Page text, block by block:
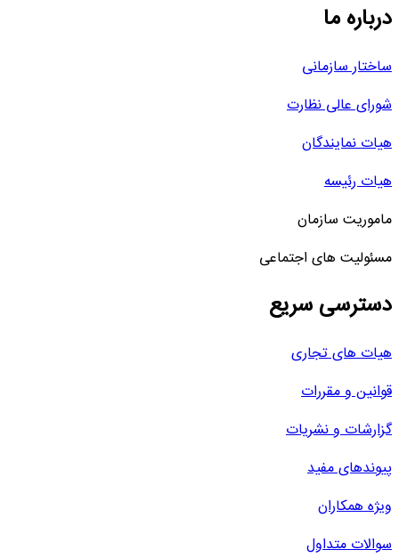
درباره ما
ساختار سازمانی
شورای عالی نظارت
هیات نمایندگان
هیات رئیسه
ماموریت سازمان
مسئولیت های اجتماعی
دسترسی سریع
هیات های تجاری
قوانین و مقررات
گزارشات و نشریات
پیوندهای مفید
ویژه همکاران
سوالات متداول